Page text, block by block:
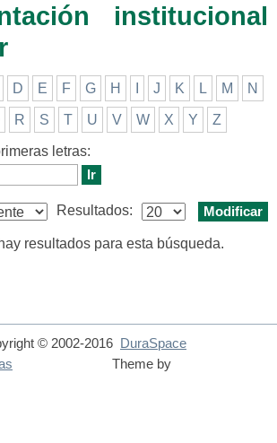
institucional
D E F G H J K L M N
R S T U V W X Y Z
letras:
Resultados:
resultados para esta búsqueda.
© 2002-2016
DuraSpace
Theme by